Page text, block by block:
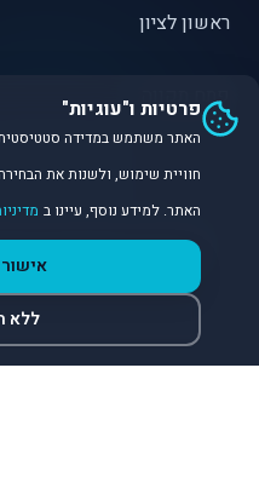
ראשון לציון
פתח תקווה
©
פלטפורמת נתונים ובינה
פרטיות ו"עוגיות"
האתר משתמש במדידה
חוויית שימוש, ולשנות את
האתר. למידע נוסף, עיינו ב
ללא